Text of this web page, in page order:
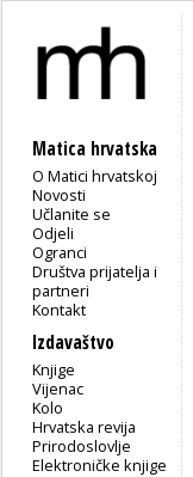
Matica hrvatska
O Matici hrvatskoj
Novosti
Učlanite se
Odjeli
Ogranci
Društva prijatelja i
partneri
Kontakt
Izdavaštvo
Knjige
Vijenac
Kolo
Hrvatska revija
Prirodoslovlje
Elektroničke knjige